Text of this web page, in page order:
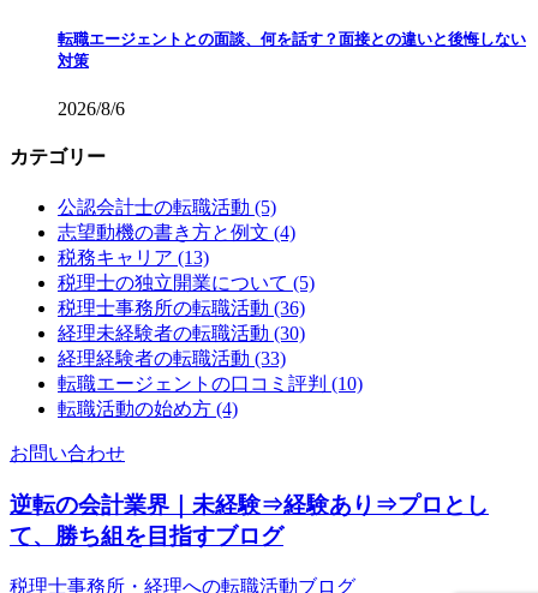
転職エージェントとの面談、何を話す？面接との違いと後悔しない
対策
2026/8/6
カテゴリー
公認会計士の転職活動 (5)
志望動機の書き方と例文 (4)
税務キャリア (13)
税理士の独立開業について (5)
税理士事務所の転職活動 (36)
経理未経験者の転職活動 (30)
経理経験者の転職活動 (33)
転職エージェントの口コミ評判 (10)
転職活動の始め方 (4)
お問い合わせ
逆転の会計業界｜未経験⇒経験あり⇒プロとし
て、勝ち組を目指すブログ
税理士事務所・経理への転職活動ブログ